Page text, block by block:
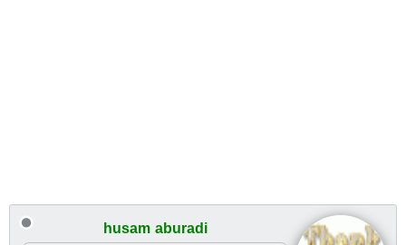
husam aburadi